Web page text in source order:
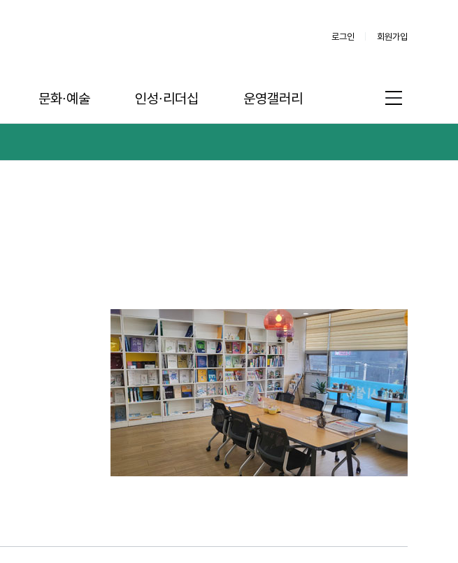
로그인 회원가입
문화∙예술 인성∙리더십 운영갤러리